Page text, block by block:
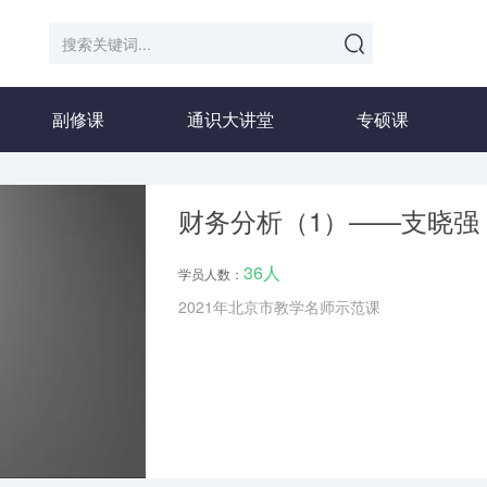
副修课 通识大讲堂 专硕课
财务分析（1）——支晓强
学员人数： 36人
2021年北京市教学名师示范课